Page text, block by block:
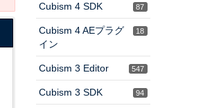
87
Cubism 4 SDK
18
Cubism 4 AEプラグ
イン
547
Cubism 3 Editor
94
Cubism 3 SDK